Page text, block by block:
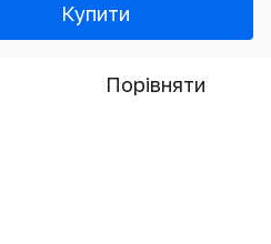
Купити
Порівняти